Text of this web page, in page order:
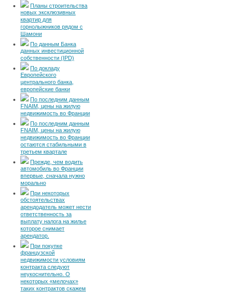
Планы строительства
новых эксклюзивных
квартир для
горнолыжников рядом с
Шамони
По данным Банка
данных инвестиционной
собственности (IPD)
По докладу
Европейского
центрального банка,
европейские банки
По последним данным
FNAIM, цены на жилую
недвижимость во Франции
По последним данным
FNAIM, цены на жилую
недвижимость во Франции
остаются стабильными в
третьем квартале
Прежде, чем водить
автомобиль во Франции
впервые, сначала нужно
морально
При некоторых
обстоятельствах
арендодатель может нести
ответственность за
выплату налога на жилье
которое снимает
арендатор.
При покупке
французской
недвижимости условиям
контракта следуют
неукоснительно. О
некоторых «мелочах»
таких контрактов скажем